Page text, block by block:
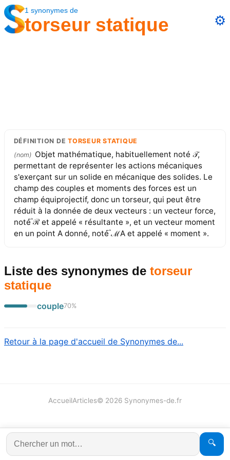
1 synonymes de
torseur statique ⚙️
DÉFINITION DETORSEUR STATIQUE
(nom) Objet mathématique, habituellement noté 𝒯,
permettant de représenter les actions mécaniques
s'exerçant sur un solide en mécanique des solides. Le
champ des couples et moments des forces est un
champ équiprojectif, donc un torseur, qui peut être
réduit à la donnée de deux vecteurs : un vecteur force,
noté ⃑ℛ et appelé « résultante », et un vecteur moment
en un point A donné, noté ⃑ℳA et appelé « moment ».
Liste des synonymes de torseur
statique
couple70%
Retour à la page d'accueil de Synonymes de...
🔍
AccueilArticles© 2026 Synonymes-de.fr